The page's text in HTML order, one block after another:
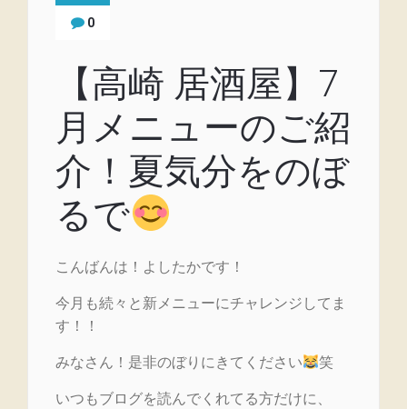
0
【高崎 居酒屋】7
月メニューのご紹
介！夏気分をのぼ
るで
こんばんは！よしたかです！
今月も続々と新メニューにチャレンジしてま
す！！
みなさん！是非のぼりにきてください 笑
いつもブログを読んでくれてる方だけに、